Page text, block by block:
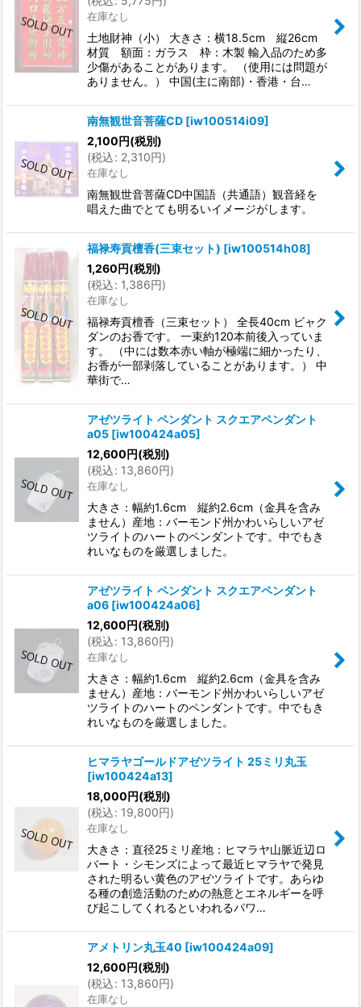
在庫なし
土地財神（小） 大きさ：横18.5cm 縦26cm
材質 額面：ガラス 枠：木製 輸入品のため多
少傷があることがあります。 （使用には問題が
ありません。） 中国(主に南部)・香港・台…
南無観世音菩薩CD [iw100514i09]
2,100円(税別)
(税込: 2,310円)
在庫なし
南無観世音菩薩CD中国語（共通語）観音経を
唱えた曲でとても明るいイメージがします。
福禄寿貢檀香(三束セット) [iw100514h08]
1,260円(税別)
(税込: 1,386円)
在庫なし
福禄寿貢檀香（三束セット） 全長40cm ビャク
ダンのお香です。 一束約120本前後入っていま
す。 （中には数本赤い軸が極端に細かったり、
お香が一部剥落していることがあります。） 中
華街で…
アゼツライト ペンダント スクエアペンダント
a05 [iw100424a05]
12,600円(税別)
(税込: 13,860円)
在庫なし
大きさ：幅約1.6cm 縦約2.6cm（金具を含み
ません）産地：バーモンド州かわいらしいアゼ
ツライトのハートのペンダントです。中でもき
れいなものを厳選しました。
アゼツライト ペンダント スクエアペンダント
a06 [iw100424a06]
12,600円(税別)
(税込: 13,860円)
在庫なし
大きさ：幅約1.6cm 縦約2.6cm（金具を含み
ません）産地：バーモンド州かわいらしいアゼ
ツライトのハートのペンダントです。中でもき
れいなものを厳選しました。
ヒマラヤゴールドアゼツライト 25ミリ丸玉
[iw100424a13]
18,000円(税別)
(税込: 19,800円)
在庫なし
大きさ：直径25ミリ産地：ヒマラヤ山脈近辺ロ
バート・シモンズによって最近ヒマラヤで発見
された明るい黄色のアゼツライトです。あらゆ
る種の創造活動のための熱意とエネルギーを呼
び起こしてくれるといわれるパワ…
アメトリン丸玉40 [iw100424a09]
12,600円(税別)
(税込: 13,860円)
在庫なし